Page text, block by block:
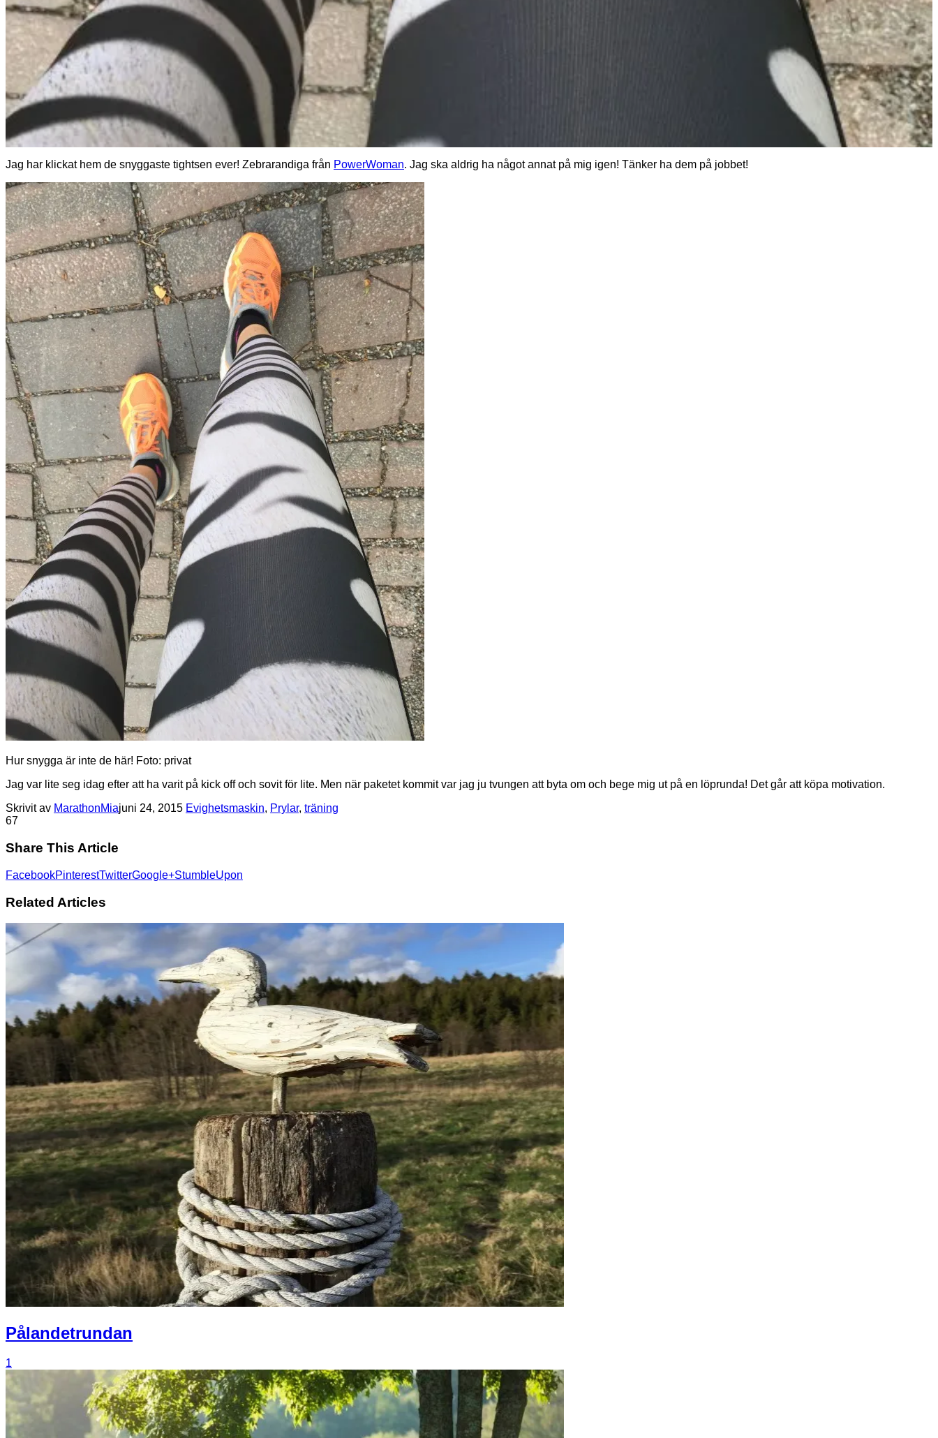
Jag har klickat hem de snyggaste tightsen ever! Zebrarandiga från PowerWoman. Jag ska aldrig ha något annat på mig igen! Tänker ha dem på jobbet!
Hur snygga är inte de här! Foto: privat
Jag var lite seg idag efter att ha varit på kick off och sovit för lite. Men när paketet kommit var jag ju tvungen att byta om och bege mig ut på en löprunda! Det går att köpa motivation.
Skrivit av MarathonMiajuni 24, 2015 Evighetsmaskin, Prylar, träning
67
Share This Article
FacebookPinterestTwitterGoogle+StumbleUpon
Related Articles
Pålandetrundan
1